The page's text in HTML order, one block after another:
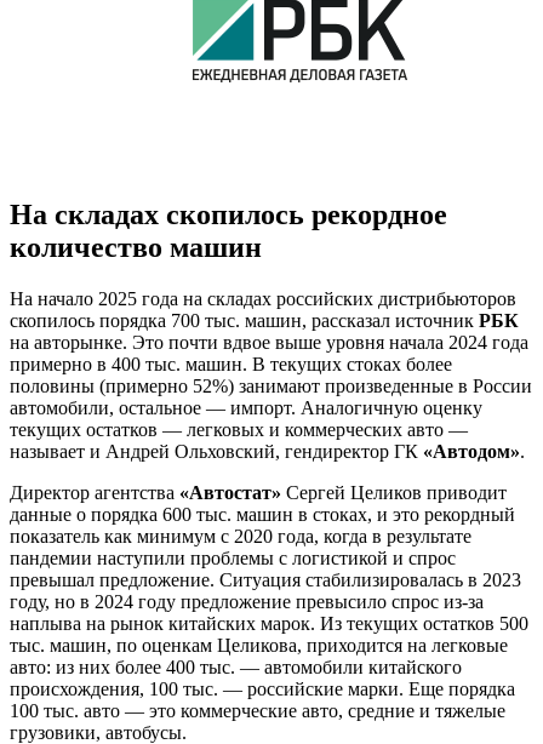
На складах скопилось рекордное
количество машин
На начало 2025 года на складах российских дистрибьюторов
скопилось порядка 700 тыс. машин, рассказал источник РБК
на авторынке. Это почти вдвое выше уровня начала 2024 года
примерно в 400 тыс. машин. В текущих стоках более
половины (примерно 52%) занимают произведенные в России
автомобили, остальное — импорт. Аналогичную оценку
текущих остатков — легковых и коммерческих авто —
называет и Андрей Ольховский, гендиректор ГК «Автодом».
Директор агентства «Автостат» Сергей Целиков приводит
данные о порядка 600 тыс. машин в стоках, и это рекордный
показатель как минимум с 2020 года, когда в результате
пандемии наступили проблемы с логистикой и спрос
превышал предложение. Ситуация стабилизировалась в 2023
году, но в 2024 году предложение превысило спрос из-за
наплыва на рынок китайских марок. Из текущих остатков 500
тыс. машин, по оценкам Целикова, приходится на легковые
авто: из них более 400 тыс. — автомобили китайского
происхождения, 100 тыс. — российские марки. Еще порядка
100 тыс. авто — это коммерческие авто, средние и тяжелые
грузовики, автобусы.